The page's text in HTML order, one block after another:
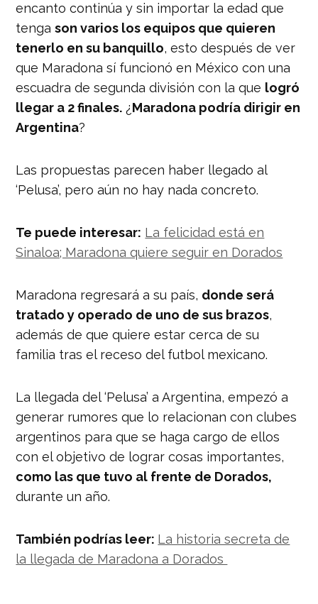
encanto continúa y sin importar la edad que
tengason varios los equipos que quieren
tenerlo en su banquillo, esto después de ver
que Maradona sí funcionó en México con una
escuadra de segunda división con la que logró
llegar a 2 finales. ¿Maradona podría dirigir en
Argentina?
Las propuestas parecen haber llegado al
‘Pelusa’, pero aún no hay nada concreto.
Te puede interesar: La felicidad está en
Sinaloa; Maradona quiere seguir en Dorados
Maradona regresará a su país, donde será
tratado y operado de uno de sus brazos,
además de que quiere estar cerca de su
familia tras el receso del futbol mexicano.
La llegada del ‘Pelusa’ a Argentina, empezó a
generar rumores que lo relacionan con clubes
argentinos para que se haga cargo de ellos
con el objetivo de lograr cosas importantes,
como las que tuvo al frente de Dorados,
durante un año.
También podrías leer: La historia secreta de
la llegada de Maradona a Dorados